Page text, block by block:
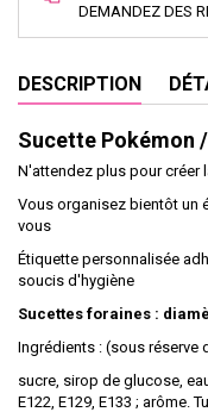
DEMANDEZ DES
DESCRIPTION
Sucette Pokémon
N'attendez plus pour créer
Vous organisez bientôt un
vous
Étiquette personnalisée
soucis d'hygiène
Sucettes foraines :
Ingrédients : (sous
sucre, sirop de glucose,
E122, E129, E133 ; arôme.